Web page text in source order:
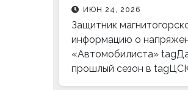
ИЮН 24, 2026
Защитник
информацию о
«Автомобилиста»
прошлый сезон в